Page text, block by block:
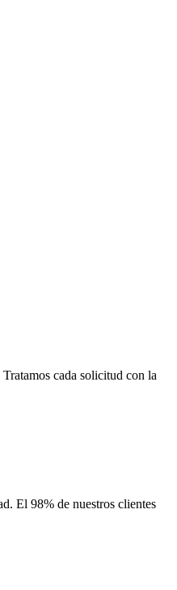
cada solicitud con la
El 98% de nuestros clientes